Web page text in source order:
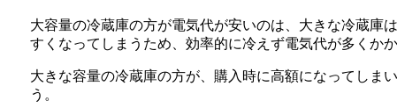
大容量の冷蔵庫の方が電気代が安いのは、大きな冷蔵庫
すくなってしまうため、効率的に冷えず電気代が多くか
大きな容量の冷蔵庫の方が、購入時に高額になってしま
う。